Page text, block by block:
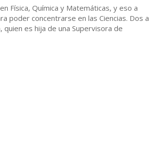
Física, Química y Matemáticas, y eso a
poder concentrarse en las Ciencias. Dos a
es hija de una Supervisora de